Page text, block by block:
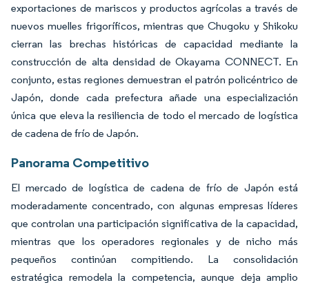
exportaciones de mariscos y productos agrícolas a través de
nuevos muelles frigoríficos, mientras que Chugoku y Shikoku
cierran las brechas históricas de capacidad mediante la
construcción de alta densidad de Okayama CONNECT. En
conjunto, estas regiones demuestran el patrón policéntrico de
Japón, donde cada prefectura añade una especialización
única que eleva la resiliencia de todo el mercado de logística
de cadena de frío de Japón.
Panorama Competitivo
El mercado de logística de cadena de frío de Japón está
moderadamente concentrado, con algunas empresas líderes
que controlan una participación significativa de la capacidad,
mientras que los operadores regionales y de nicho más
pequeños continúan compitiendo. La consolidación
estratégica remodela la competencia, aunque deja amplio